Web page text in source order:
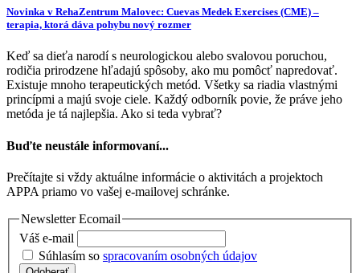
Novinka v RehaZentrum Malovec: Cuevas Medek Exercises (CME) –
terapia, ktorá dáva pohybu nový rozmer
Keď sa dieťa narodí s neurologickou alebo svalovou poruchou,
rodičia prirodzene hľadajú spôsoby, ako mu pomôcť napredovať.
Existuje mnoho terapeutických metód. Všetky sa riadia vlastnými
princípmi a majú svoje ciele. Každý odborník povie, že práve jeho
metóda je tá najlepšia. Ako si teda vybrať?
Buďte neustále informovaní...
Prečítajte si vždy aktuálne informácie o aktivitách a projektoch
APPA priamo vo vašej e-mailovej schránke.
Newsletter Ecomail
Váš e-mail
Súhlasím so spracovaním osobných údajov